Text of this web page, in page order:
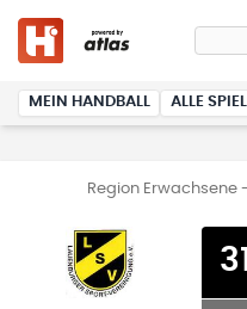
MEIN HANDBALL ALLE
Region Erwachsene
31